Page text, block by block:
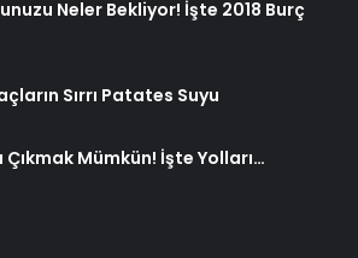
Neler Bekliyor! İşte 2018 Burç
Sırrı Patates Suyu
Çıkmak Mümkün! İşte Yolları…